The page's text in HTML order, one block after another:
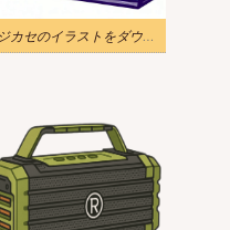
ラジカセのイラストをダウンロード Png